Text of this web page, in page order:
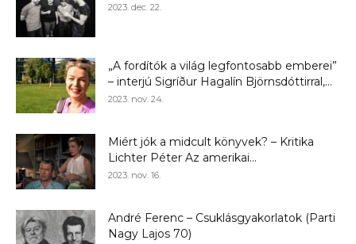
2023. dec. 22.
„A fordítók a világ legfontosabb emberei”
– interjú Sigríður Hagalín Björnsdóttirral,...
2023. nov. 24.
Miért jók a midcult könyvek? – Kritika
Lichter Péter Az amerikai...
2023. nov. 16.
André Ferenc – Csuklásgyakorlatok (Parti
Nagy Lajos 70)